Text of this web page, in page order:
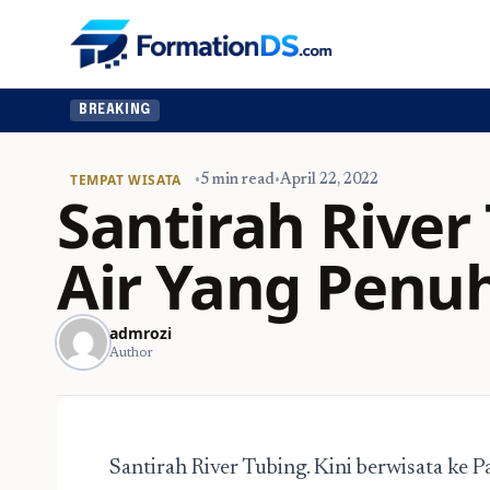
BREAKING
TEMPAT WISATA •5 min read•April 22, 2022
Santirah
Air Yang
admrozi
Author
Santirah River Tubing. Kini berwisata ke